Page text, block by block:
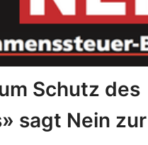
Schutz des
sagt Nein zur